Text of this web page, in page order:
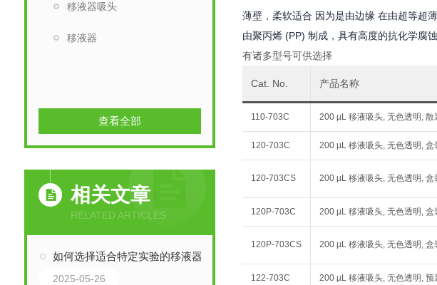
移液器吸头
移液器
查看全部
相关文章
RELATED ARTICLES
如何选择适合特定实验的移液器吸头？WATSON移液器
2025-05-26
薄壁，柔软适合 因为是由边缘 在由超等超
由聚丙烯 (PP) 制成，具有高度的抗化学腐
有诸多型号可供选择
Cat. No. 产品名称
110-703C 200 µL 移液吸头, 无色透明, 散
120-703C 200 µL 移液吸头, 无色透明, 盒
120-703CS 200 µL 移液吸头, 无色透明, 盒
120P-703C 200 µL 移液吸头, 无色透明, 盒
120P-703CS 200 µL 移液吸头, 无色透明, 盒
122-703C 200 µL 移液吸头, 无色透明, 预